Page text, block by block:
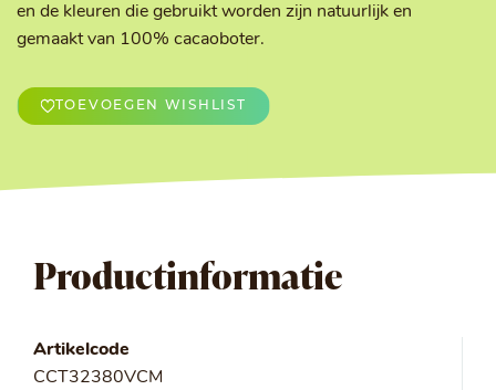
en de kleuren die gebruikt worden zijn natuurlijk en
gemaakt van 100% cacaoboter.
TOEVOEGEN WISHLIST
Productinformatie
Artikelcode
CCT32380VCM